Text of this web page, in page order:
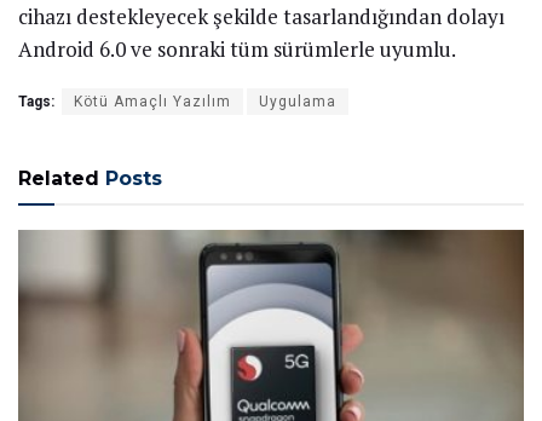
cihazı destekleyecek şekilde tasarlandığından dolayı
Android 6.0 ve sonraki tüm sürümlerle uyumlu.
Tags: Kötü Amaçlı Yazılım Uygulama
Related Posts